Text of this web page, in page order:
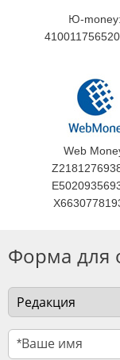
Ю-money:
Web
Форма для